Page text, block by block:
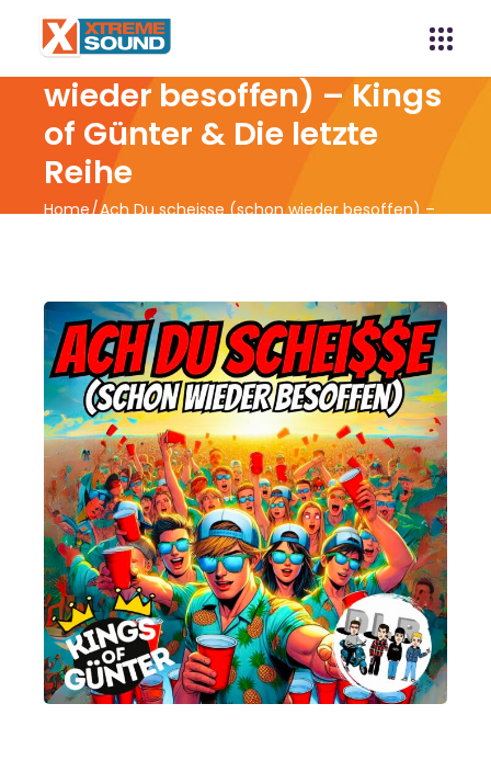
Ach Du scheisse (schon
wieder besoffen) – Kings
of Günter & Die letzte
Reihe
Home Ach Du scheisse (schon wieder besoffen) –